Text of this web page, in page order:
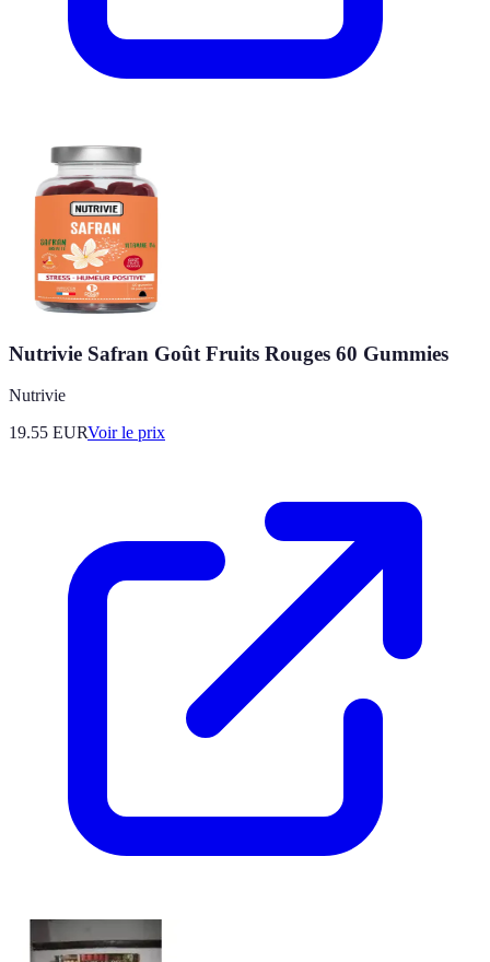
Nutrivie Safran Goût Fruits Rouges 60 Gummies
Nutrivie
19.55 EURVoir le prix